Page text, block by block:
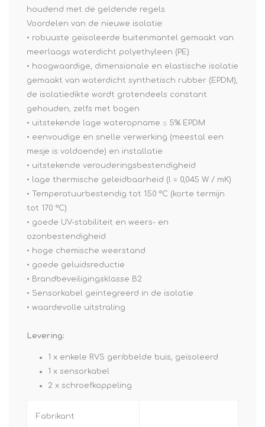
houdend met de geldende regels.
Voordelen van de nieuwe isolatie:
• robuuste geïsoleerde buitenmantel gemaakt van
meerlaags waterdicht polyethyleen (PE)
• hoogwaardige, dimensionale en elastische isolatie
gemaakt van waterdicht synthetisch rubber (EPDM),
de isolatiedikte wordt grotendeels constant
gehouden, zelfs met bogen
• uitstekende lage wateropname ≤ 5% EPDM
• eenvoudige en snelle verwerking (meestal een
mesje is voldoende) en installatie
• uitstekende verouderingsbestendigheid
• lage thermische geleidbaarheid (l = 0,045 W / mK)
• Temperatuurbestendig tot 150 °C (korte termijn
tot 170 °C)
• goede UV-stabiliteit en weers- en
ozonbestendigheid
• hoge chemische weerstand
• goede geluidsreductie
• Brandbeveiligingsklasse B2
• Sensorkabel geïntegreerd in de isolatie
• waardevolle uitstraling
Levering:
1 x enkele RVS geribbelde buis, geïsoleerd
1 x sensorkabel
2 x schroefkoppeling
Fabrikant